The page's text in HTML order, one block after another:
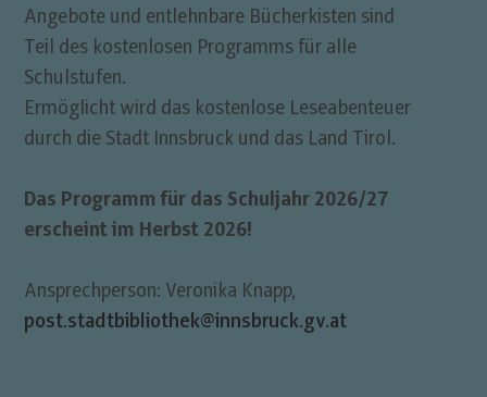
Angebote und entlehnbare Bücherkisten sind
Teil des kostenlosen Programms für alle
Schulstufen.
Ermöglicht wird das kostenlose Leseabenteuer
durch die Stadt Innsbruck und das Land Tirol.
Das Programm für das Schuljahr 2026/27
erscheint im Herbst 2026!
Ansprechperson: Veronika Knapp,
post.stadtbibliothek@innsbruck.gv.at